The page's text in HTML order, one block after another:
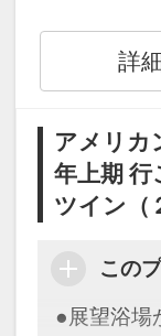
※早期申込
数の内訳
ン・氏名
ません。
※他の割引
※割引適用
「空室照
詳
アメリカ
年上期 行
ツイン（
この
●展望浴場